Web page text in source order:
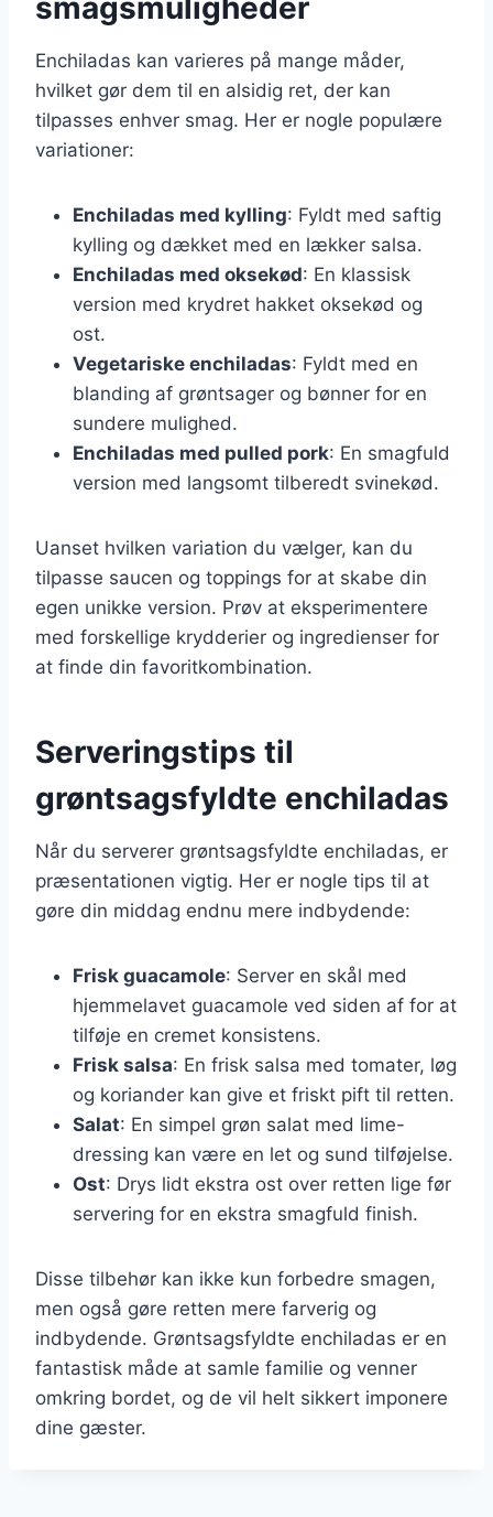
Enchiladas kan varieres på mange måder,
hvilket gør dem til en alsidig ret, der kan
tilpasses enhver smag. Her er nogle populære
variationer:
Enchiladas med kylling: Fyldt med saftig
kylling og dækket med en lækker salsa.
Enchiladas med oksekød: En klassisk
version med krydret hakket oksekød og
ost.
Vegetariske enchiladas: Fyldt med en
blanding af grøntsager og bønner for en
sundere mulighed.
Enchiladas med pulled pork: En smagfuld
version med langsomt tilberedt svinekød.
Uanset hvilken variation du vælger, kan du
tilpasse saucen og toppings for at skabe din
egen unikke version. Prøv at eksperimentere
med forskellige krydderier og ingredienser for
at finde din favoritkombination.
Serveringstips til
grøntsagsfyldte enchiladas
Når du serverer grøntsagsfyldte enchiladas, er
præsentationen vigtig. Her er nogle tips til at
gøre din middag endnu mere indbydende:
Frisk guacamole: Server en skål med
hjemmelavet guacamole ved siden af for at
tilføje en cremet konsistens.
Frisk salsa: En frisk salsa med tomater, løg
og koriander kan give et friskt pift til retten.
Salat: En simpel grøn salat med lime-
dressing kan være en let og sund tilføjelse.
Ost: Drys lidt ekstra ost over retten lige før
servering for en ekstra smagfuld finish.
Disse tilbehør kan ikke kun forbedre smagen,
men også gøre retten mere farverig og
indbydende. Grøntsagsfyldte enchiladas er en
fantastisk måde at samle familie og venner
omkring bordet, og de vil helt sikkert imponere
dine gæster.